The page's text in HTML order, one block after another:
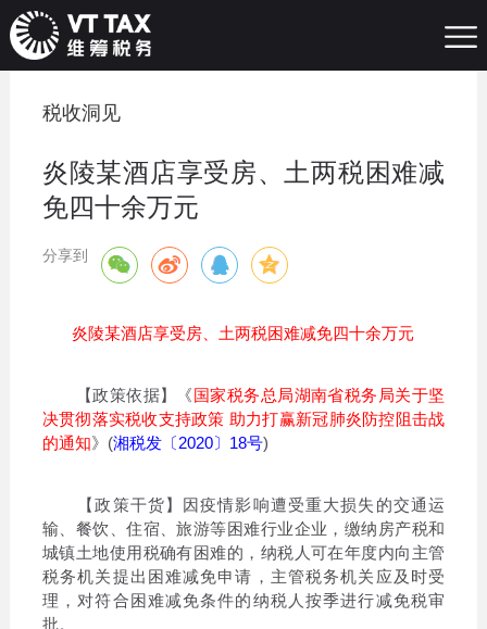
税收洞见
炎陵某酒店享受房、土两税困难减
免四十余万元
分享到
炎陵某酒店享受房、土两税困难减免四十余万元
【政策依据】《国家税务总局湖南省税务局关于坚
决贯彻落实税收支持政策 助力打赢新冠肺炎防控阻击战
的通知》(湘税发〔2020〕18号)
【政策干货】因疫情影响遭受重大损失的交通运
输、餐饮、住宿、旅游等困难行业企业，缴纳房产税和
城镇土地使用税确有困难的，纳税人可在年度内向主管
税务机关提出困难减免申请，主管税务机关应及时受
理，对符合困难减免条件的纳税人按季进行减免税审
批。